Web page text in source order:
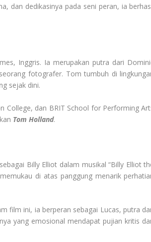
dan dedikasinya pada seni peran, ia
Inggris. Ia merupakan putra dari
fotografer. Tom tumbuh di
sejak dini.
College, dan BRIT School for Performing
Tom Holland.
Billy Elliot dalam musikal “Billy Elliot
di atas panggung menarik
film ini, ia berperan sebagai Lucas, putra
yang emosional mendapat pujian kritis